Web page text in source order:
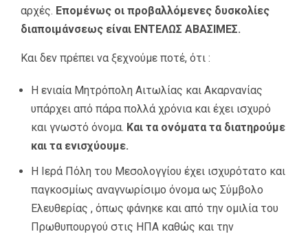
αρχές. Επομένως οι προβαλλόμενες δυσκολίες
διαποιμάνσεως είναι ΕΝΤΕΛΩΣ ΑΒΑΣΙΜΕΣ.
Και δεν πρέπει να ξεχνούμε ποτέ, ότι :
Η ενιαία Μητρόπολη Αιτωλίας και Ακαρνανίας
υπάρχει από πάρα πολλά χρόνια και έχει ισχυρό
και γνωστό όνομα. Και τα ονόματα τα διατηρούμε
και τα ενισχύουμε.
Η Ιερά Πόλη του Μεσολογγίου έχει ισχυρότατο και
παγκοσμίως αναγνωρίσιμο όνομα ως Σύμβολο
Ελευθερίας , όπως φάνηκε και από την ομιλία του
Πρωθυπουργού στις ΗΠΑ καθώς και την